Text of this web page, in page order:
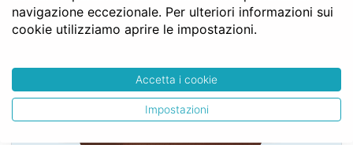
navigazione eccezionale. Per ulteriori informazioni sui
cookie utilizziamo aprire le impostazioni.
Accetta i cookie
Impostazioni